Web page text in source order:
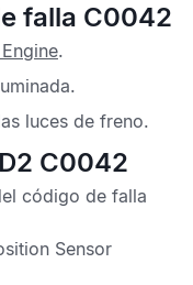
falla C0042
.
luces de freno.
C0042
código de falla
Sensor